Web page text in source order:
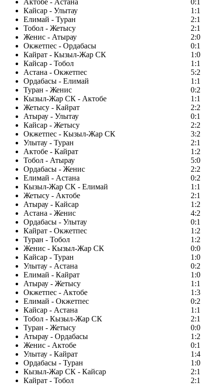
Актобе - Астана
0:1
Кайсар - Улытау
1:1
Елимай - Туран
2:1
Тобол - Жетысу
2:1
Женис - Атырау
2:0
Окжетпес - Ордабасы
0:1
Кайрат - Кызыл-Жар СК
1:0
Кайсар - Тобол
1:1
Астана - Окжетпес
5:2
Ордабасы - Елимай
1:1
Туран - Женис
0:2
Кызыл-Жар СК - Актобе
1:1
Жетысу - Кайрат
2:2
Атырау - Улытау
0:1
Кайсар - Жетысу
2:2
Окжетпес - Кызыл-Жар СК
3:2
Улытау - Туран
2:1
Актобе - Кайрат
1:2
Тобол - Атырау
5:0
Ордабасы - Женис
2:2
Елимай - Астана
0:2
Кызыл-Жар СК - Елимай
1:1
Жетысу - Актобе
2:1
Атырау - Кайсар
1:2
Астана - Женис
4:2
Ордабасы - Улытау
0:1
Кайрат - Окжетпес
1:2
Туран - Тобол
1:2
Женис - Кызыл-Жар СК
0:0
Кайсар - Туран
1:0
Улытау - Астана
0:2
Елимай - Кайрат
1:0
Атырау - Жетысу
1:1
Окжетпес - Актобе
1:3
Елимай - Окжетпес
0:2
Кайсар - Астана
1:1
Тобол - Кызыл-Жар СК
2:1
Туран - Жетысу
0:0
Атырау - Ордабасы
1:2
Женис - Актобе
0:1
Улытау - Кайрат
1:4
Ордабасы - Туран
1:0
Кызыл-Жар СК - Кайсар
2:1
Кайрат - Тобол
2:1